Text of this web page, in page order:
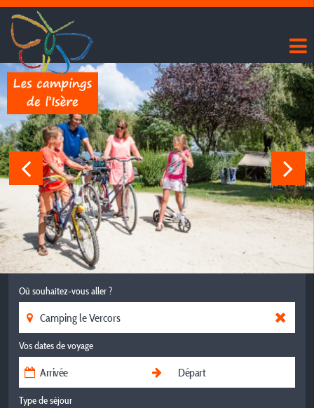
Où souhaitez-vous aller ?
Vos dates de voyage
Type de séjour